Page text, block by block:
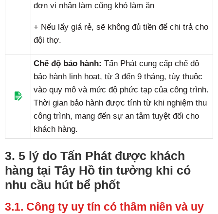
đơn vị nhận làm cũng khó làm ăn
+ Nếu lấy giá rẻ, sẽ không đủ tiền để chi trả cho
đội thợ.
Chế độ bảo hành: Tấn Phát cung cấp chế độ
bảo hành linh hoạt, từ 3 đến 9 tháng, tùy thuộc
vào quy mô và mức độ phức tạp của công trình.
Thời gian bảo hành được tính từ khi nghiệm thu
công trình, mang đến sự an tâm tuyệt đối cho
khách hàng.
3. 5 lý do Tấn Phát được khách
hàng tại Tây Hồ tin tưởng khi có
nhu cầu hút bể phốt
3.1. Công ty uy tín có thâm niên và uy